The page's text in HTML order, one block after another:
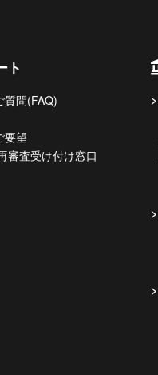
ト
質問(FAQ)
要望
審査受け付け窓口